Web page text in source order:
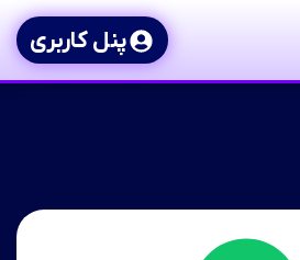
پنل کاربری